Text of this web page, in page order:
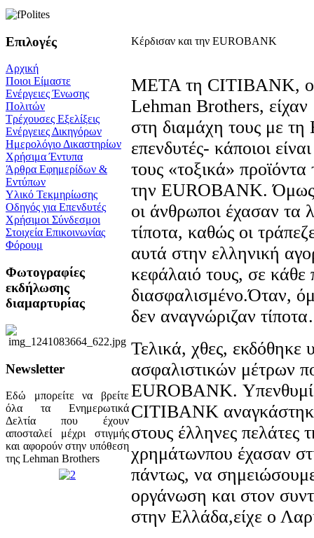
Επιλογές
Αρχική
Ποιοι Είμαστε
Ενέργειες Ένωσης
Πολιτών
Τρέχουσες Εξελίξεις
Ενέργειες Δικηγόρων
Ημερολόγιο Δικαστηρίων
Χρήσιμα Έντυπα
Άρθρα Εφημερίδων &
Εντύπων
Υλικό Τεκμηρίωσης
Οδηγός για Επενδυτές
Χρήσιμοι Σύνδεσμοι
Στοιχεία Επικοινωνίας
Φόρουμ
Φωτογραφίες
εκδήλωσης
διαμαρτυρίας
Newsletter
Εδώ μπορείτε να βρείτε
όλα τα Ενημερωτικά
Δελτία που έχουν
αποσταλεί μέχρι στιγμής
και αφορούν στην υπόθεση
της Lehman Brothers
Κέρδισαν και την EUROBANK
ΜΕΤΑ τη CITIBANK, οι
Lehman Brothers, είχαν
στη διαμάχη τους με
επενδυτές- κάποιοι
τους «τοξικά»
την EUROBANK. Όμως,
οι άνθρωποι έχασαν τα
τίποτα, καθώς οι
αυτά στην ελληνική
κεφάλαιό τους, σε κάθε
διασφαλισμένο.Όταν,
δεν αναγνώριζαν
Τελικά, χθες,
ασφαλιστικών μέτρων
EUROBANK.
CITIBANK
στους έλληνες πελάτες
χρημάτωνπου έχασαν
πάντως, να
οργάνωση και στον
στην Ελλάδα,είχε ο